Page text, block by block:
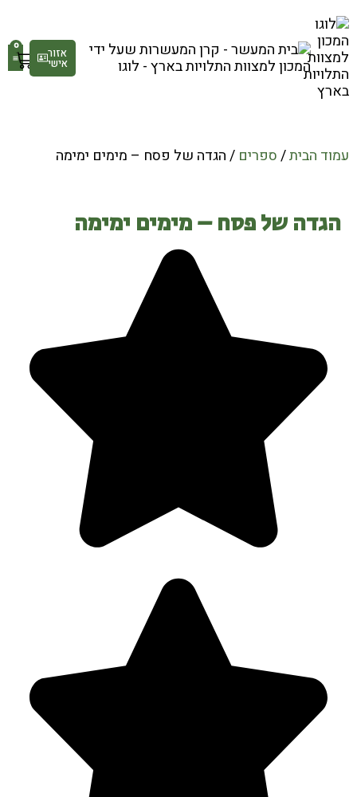
0 אזור
אישי
עמוד הבית/ספרים / הגדה של פסח – מימים ימימה
הגדה של פסח – מימים ימימה